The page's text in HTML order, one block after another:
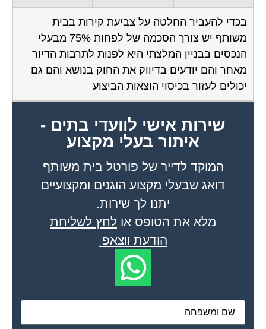
בכדי להעביר החלטה על צביעת קירות בבית
משותף יש צורך הסכמה של לפחות 75% מבעלי
הנכסים בבניין המלצתי היא לפנות לתרבות הדיור
מאחר והם יודעים בדיווק את החוק בנושא והם גם
יכולים לעזור בכיסוי הוצאות הביצוע
שירות אישי לוועדי בתים -
איתור בעלי מקצוע
המוקד לדייר של פורטל בית משותף
דואג שבעלי מקצוע הוגנים ומקצועיים
יתנו לך שירות.
מלא את הטופס או לחץ לשליחת
הודעת ווצאפ